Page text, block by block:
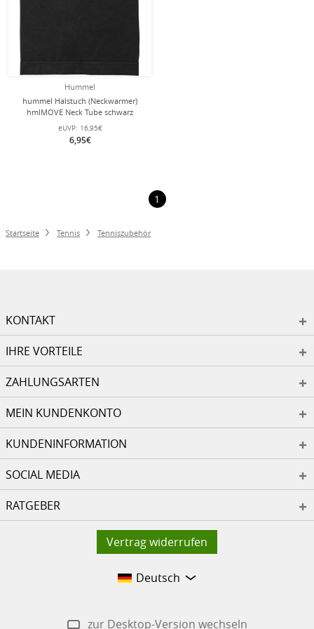
Hummel
hummel Halstuch (Neckwarmer)
hmlMOVE Neck Tube schwarz
eUVP: 16,95€
6,95€
1
Startseite Tennis Tenniszubehör
KONTAKT
IHRE VORTEILE
ZAHLUNGSARTEN
MEIN KUNDENKONTO
KUNDENINFORMATION
SOCIAL MEDIA
RATGEBER
Vertrag widerrufen
Deutsch
zur Desktop-Version wechseln